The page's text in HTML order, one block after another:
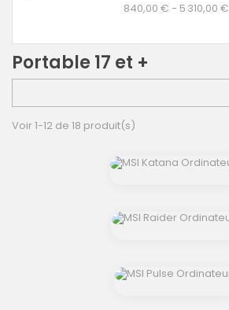
840,00 € - 5 310,00 €
Portable 17 et +
Voir 1-12 de 18 produit(s)